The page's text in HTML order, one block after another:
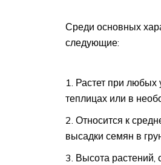
Среди основных
следующие:
Растет при любых
теплицах или в
Относится к
высадки семян в
Высота растений,